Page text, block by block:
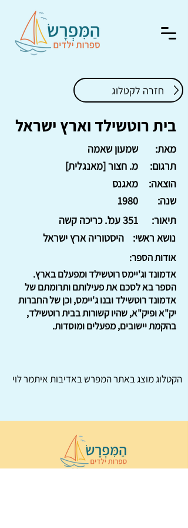
חזרה לקטלוג
בית רוטשילד וארץ ישראל
שמעון שאמה
מאת:
מ. חצור [מאנגלית]
תרגום:
מאגנס
הוצאה:
1980
שנה:
351 עמ'. כריכה קשה
תיאור:
היסטוריה ארץ ישראל
נושא ראשי:
אודות הספר:
אדמונד וג'יימס רוטשילד ומפעלם בארץ.
הספר בא לסכם את פעילותם ותרומתם של
אדמונד רוטשילד ובנו ג'יימס, וכן של החברות
יק"א ופיק"א, שהיו קשורות בבית רוטשילד,
בהקמת יישובים, מפעלים ומוסדות.
הקטלוג מוצג באתרהמפרשבאדיבות איתמר לוי